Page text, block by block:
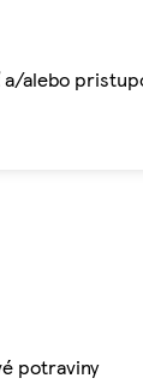
potraviny